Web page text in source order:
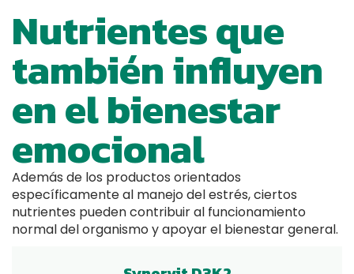
Nutrientes que
también influyen
en el bienestar
emocional
Además de los productos orientados
específicamente al manejo del estrés, ciertos
nutrientes pueden contribuir al funcionamiento
normal del organismo y apoyar el bienestar general.